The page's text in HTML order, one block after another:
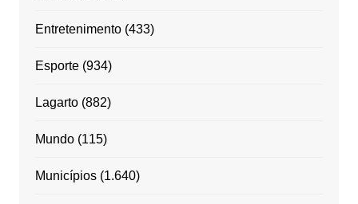
Entretenimento(433)
Esporte(934)
Lagarto(882)
Mundo(115)
Municípios(1.640)